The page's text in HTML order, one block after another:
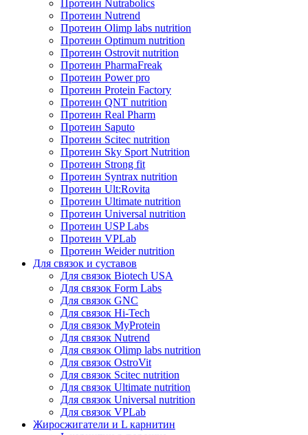
Протеин Nutrabolics
Протеин Nutrend
Протеин Olimp labs nutrition
Протеин Optimum nutrition
Протеин Ostrovit nutrition
Протеин PharmaFreak
Протеин Power pro
Протеин Protein Factory
Протеин QNT nutrition
Протеин Real Pharm
Протеин Saputo
Протеин Scitec nutrition
Протеин Sky Sport Nutrition
Протеин Strong fit
Протеин Syntrax nutrition
Протеин Ult:Rovita
Протеин Ultimate nutrition
Протеин Universal nutrition
Протеин USP Labs
Протеин VPLab
Протеин Weider nutrition
Для связок и суставов
Для связок Biotech USA
Для связок Form Labs
Для связок GNC
Для связок Hi-Tech
Для связок MyProtein
Для связок Nutrend
Для связок Olimp labs nutrition
Для связок OstroVit
Для связок Scitec nutrition
Для связок Ultimate nutrition
Для связок Universal nutrition
Для связок VPLab
Жиросжигатели и L карнитин